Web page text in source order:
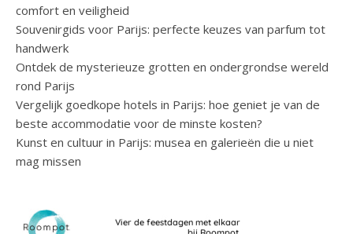
comfort en veiligheid
Souvenirgids voor Parijs: perfecte keuzes van parfum tot
handwerk
Ontdek de mysterieuze grotten en ondergrondse wereld
rond Parijs
Vergelijk goedkope hotels in Parijs: hoe geniet je van de
beste accommodatie voor de minste kosten?
Kunst en cultuur in Parijs: musea en galerieën die u niet
mag missen